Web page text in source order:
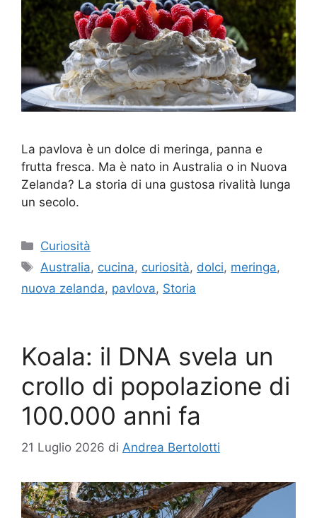
La pavlova è un dolce di meringa, panna e
frutta fresca. Ma è nato in Australia o in Nuova
Zelanda? La storia di una gustosa rivalità lunga
un secolo.
Categorie
Curiosità
Tag
Australia, cucina, curiosità, dolci, meringa,
nuova zelanda, pavlova, Storia
Koala: il DNA svela un
crollo di popolazione di
100.000 anni fa
21 Luglio 2026 di Andrea Bertolotti